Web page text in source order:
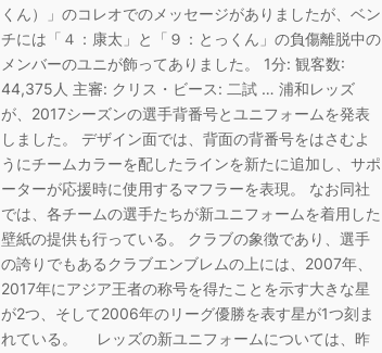
くん）」のコレオでのメッセージがありましたが、ベン
チには「４：康太」と「９：とっくん」の負傷離脱中の
メンバーのユニが飾ってありました。 1分: 観客数:
44,375人 主審: クリス・ビース: 二試 … 浦和レッズ
が、2017シーズンの選手背番号とユニフォームを発表
しました。 デザイン面では、背面の背番号をはさむよ
うにチームカラーを配したラインを新たに追加し、サポ
ーターが応援時に使用するマフラーを表現。 なお同社
では、各チームの選手たちが新ユニフォームを着用した
壁紙の提供も行っている。 クラブの象徴であり、選手
の誇りでもあるクラブエンブレムの上には、2007年、
2017年にアジア王者の称号を得たことを示す大きな星
が2つ、そして2006年のリーグ優勝を表す星が1つ刻ま
れている。 レッズの新ユニフォームについては、昨